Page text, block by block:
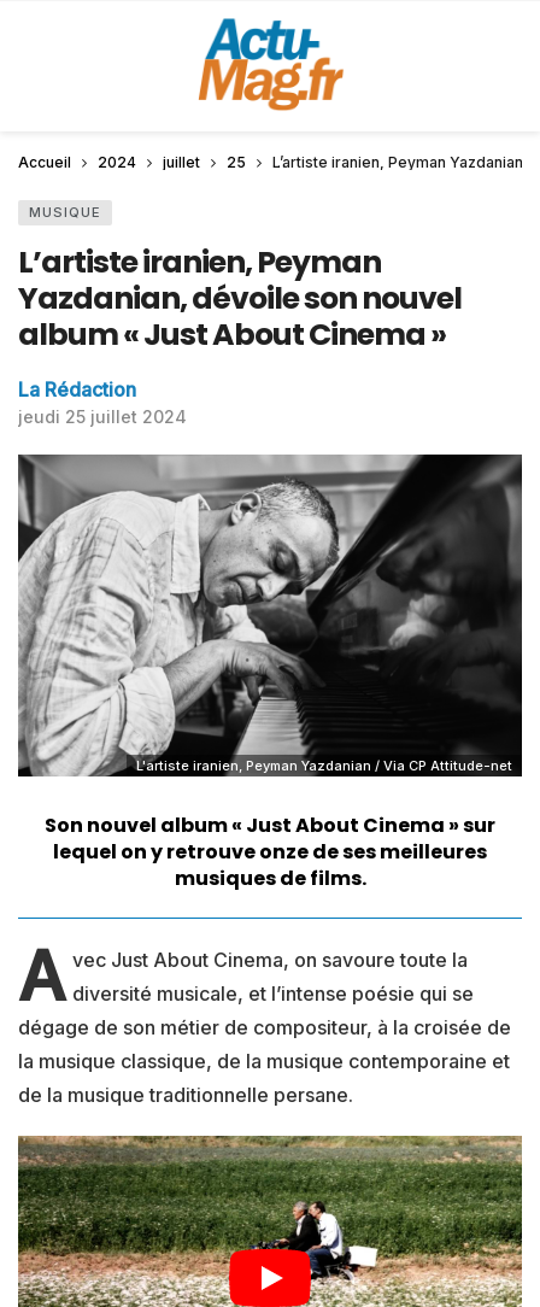
Accueil 2024 juillet 25 L’artiste iranien, Peyman
MUSIQUE
L’artiste iranien, Peyman
Yazdanian, dévoile son nouvel
album « Just About Cinema »
La Rédaction
jeudi 25 juillet 2024
L'artiste iranien, Peyman Yazdanian / Via CP Attitude-net
Son nouvel album « Just About Cinema » sur
lequel on y retrouve onze de ses meilleures
musiques de films.
A vec Just About Cinema, on savoure toute la
diversité musicale, et l’intense poésie qui se
dégage de son métier de compositeur, à la croisée de
la musique classique, de la musique contemporaine et
de la musique traditionnelle persane.